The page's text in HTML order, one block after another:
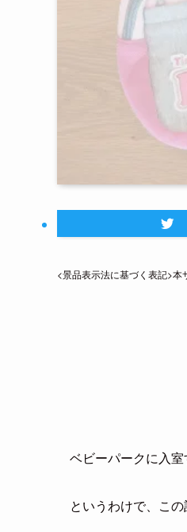
<景品表示法に基づく表記>本
ベビーパークに入
というわけで、こ